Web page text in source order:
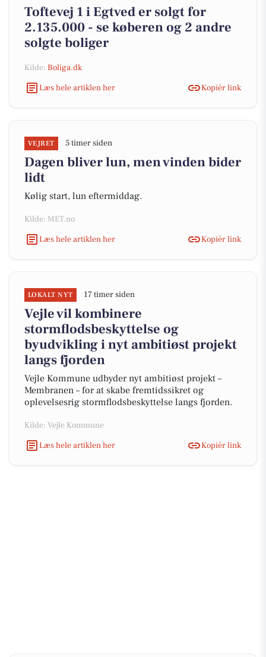
Toftevej 1 i Egtved er solgt for
2.135.000 - se køberen og 2 andre
solgte boliger
Kilde: Boliga.dk
Læs hele artiklen her
Kopiér link
VEJRET 5 timer siden
Dagen bliver lun, men vinden bider
lidt
Kølig start, lun eftermiddag.
Kilde: MET.no
Læs hele artiklen her
Kopiér link
LOKALT NYT 17 timer siden
Vejle vil kombinere
stormflodsbeskyttelse og
byudvikling i nyt ambitiøst projekt
langs fjorden
Vejle Kommune udbyder nyt ambitiøst projekt –
Membranen – for at skabe fremtidssikret og
oplevelsesrig stormflodsbeskyttelse langs fjorden.
Kilde: Vejle Kommune
Læs hele artiklen her
Kopiér link